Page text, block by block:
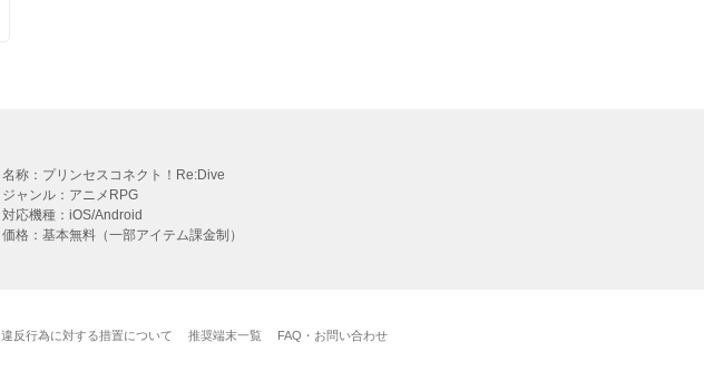
名称：プリンセスコネクト！Re:Dive
ジャンル：アニメRPG
対応機種：iOS/Android
価格：基本無料（一部アイテム課金制）
違反行為に対する措置について 推奨端末一覧 FAQ・お問い合わせ